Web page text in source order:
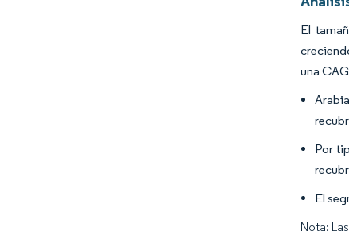
El
una
Por
El
Nota: